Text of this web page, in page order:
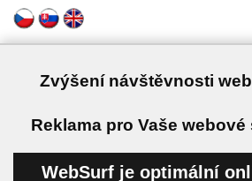
Zvýšení návštěvnosti
Reklama pro Vaše
WebSurf je optimální